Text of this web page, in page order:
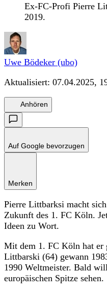
Ex-FC-Profi Pierre
2019.
Uwe Bödeker (ubo)
Aktualisiert: 07.04.2025,
Anhören
Auf Google bevorzugen
Merken
Pierre Littbarksi macht
Zukunft des 1. FC Köln.
Ideen zu Wort.
Mit dem 1. FC Köln hat er
Littbarski (64) gewann
1990 Weltmeister. Bald
europäischen Spitze sehen.